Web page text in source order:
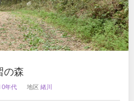
の森
年代 地区緒川